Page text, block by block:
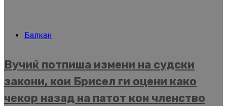
Балкан
Вучиќ потпиша измени на судски
закони, кои Брисел ги оцени како
чекор назад на патот кон членство